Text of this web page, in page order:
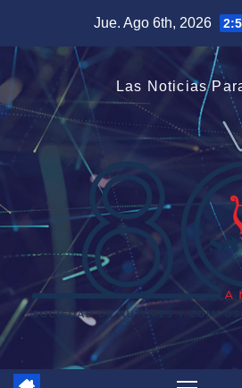
contenido
Jue. Ago 6th, 2026
Las Noticias